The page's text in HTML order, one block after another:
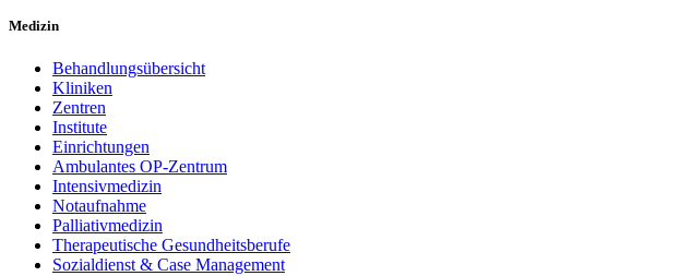
Medizin
Behandlungsübersicht
Kliniken
Zentren
Institute
Einrichtungen
Ambulantes OP-Zentrum
Intensivmedizin
Notaufnahme
Palliativmedizin
Therapeutische Gesundheitsberufe
Sozialdienst & Case Management